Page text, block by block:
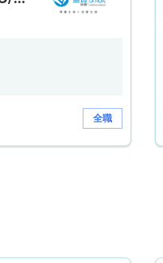
全職